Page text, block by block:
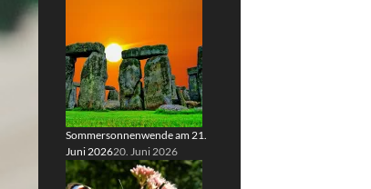
Sommersonnenwende am 21.
Juni 202620. Juni 2026